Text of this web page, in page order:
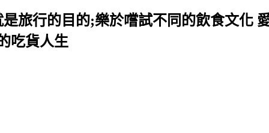
旅行的目的;樂於嚐試不同的飲食文化
吃貨人生